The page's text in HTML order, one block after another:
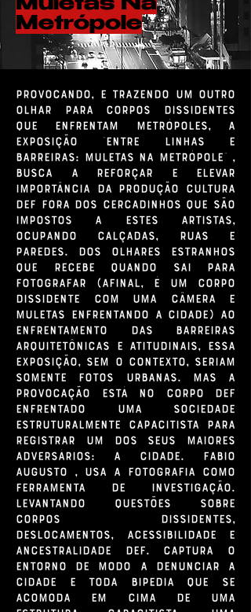
Muletas Na
Metrópole
Provocando, e trazendo um outro
olhar para corpos dissidentes
que enfrentam metrópoles, a
exposição "Entre Linhas e
Barreiras: Muletas na Metrópole" ,
busca a reforçar e elevar
importância da produção cultura
def fora dos cercadinhos que são
impostos a estes artistas,
ocupando calçadas, ruas e
paredes. Dos olhares estranhos
que recebe quando sai para
fotografar (afinal, é um corpo
dissidente com uma câmera e
muletas enfrentando a cidade) ao
enfrentamento das barreiras
arquitetônicas e atitudinais, essa
exposição, sem o contexto, seriam
somente fotos urbanas. Mas a
provocação está no corpo def
enfrentado uma sociedade
estruturalmente capacitista para
registrar um dos seus maiores
adversários: A cidade. Fabio
Augusto , usa a fotografia como
ferramenta de investigação.
Levantando questões sobre
corpos dissidentes,
deslocamentos, acessibilidade e
ancestralidade def. Captura o
entorno de modo a denunciar a
cidade e toda bipedia que se
acomoda em cima de uma